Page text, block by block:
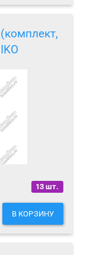
13 шт.
В КОРЗИНУ